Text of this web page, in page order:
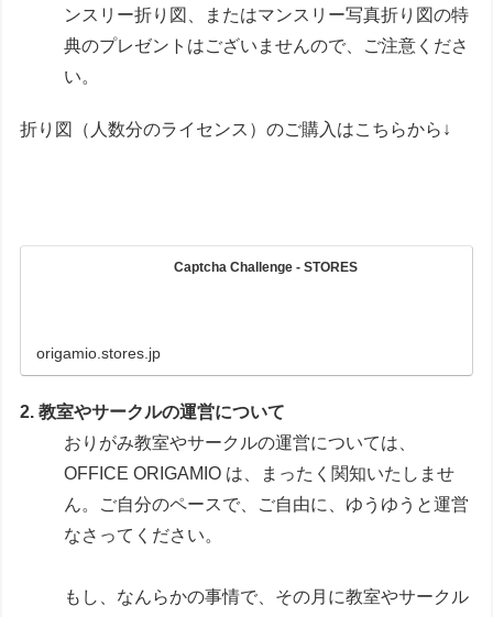
ンスリー折り図、またはマンスリー写真折り図の特
典のプレゼントはございませんので、ご注意くださ
い。
折り図（人数分のライセンス）のご購入はこちらから↓
Captcha Challenge - STORES
origamio.stores.jp
2. 教室やサークルの運営について
おりがみ教室やサークルの運営については、
OFFICE ORIGAMIO は、まったく関知いたしませ
ん。ご自分のペースで、ご自由に、ゆうゆうと運営
なさってください。
もし、なんらかの事情で、その月に教室やサークル